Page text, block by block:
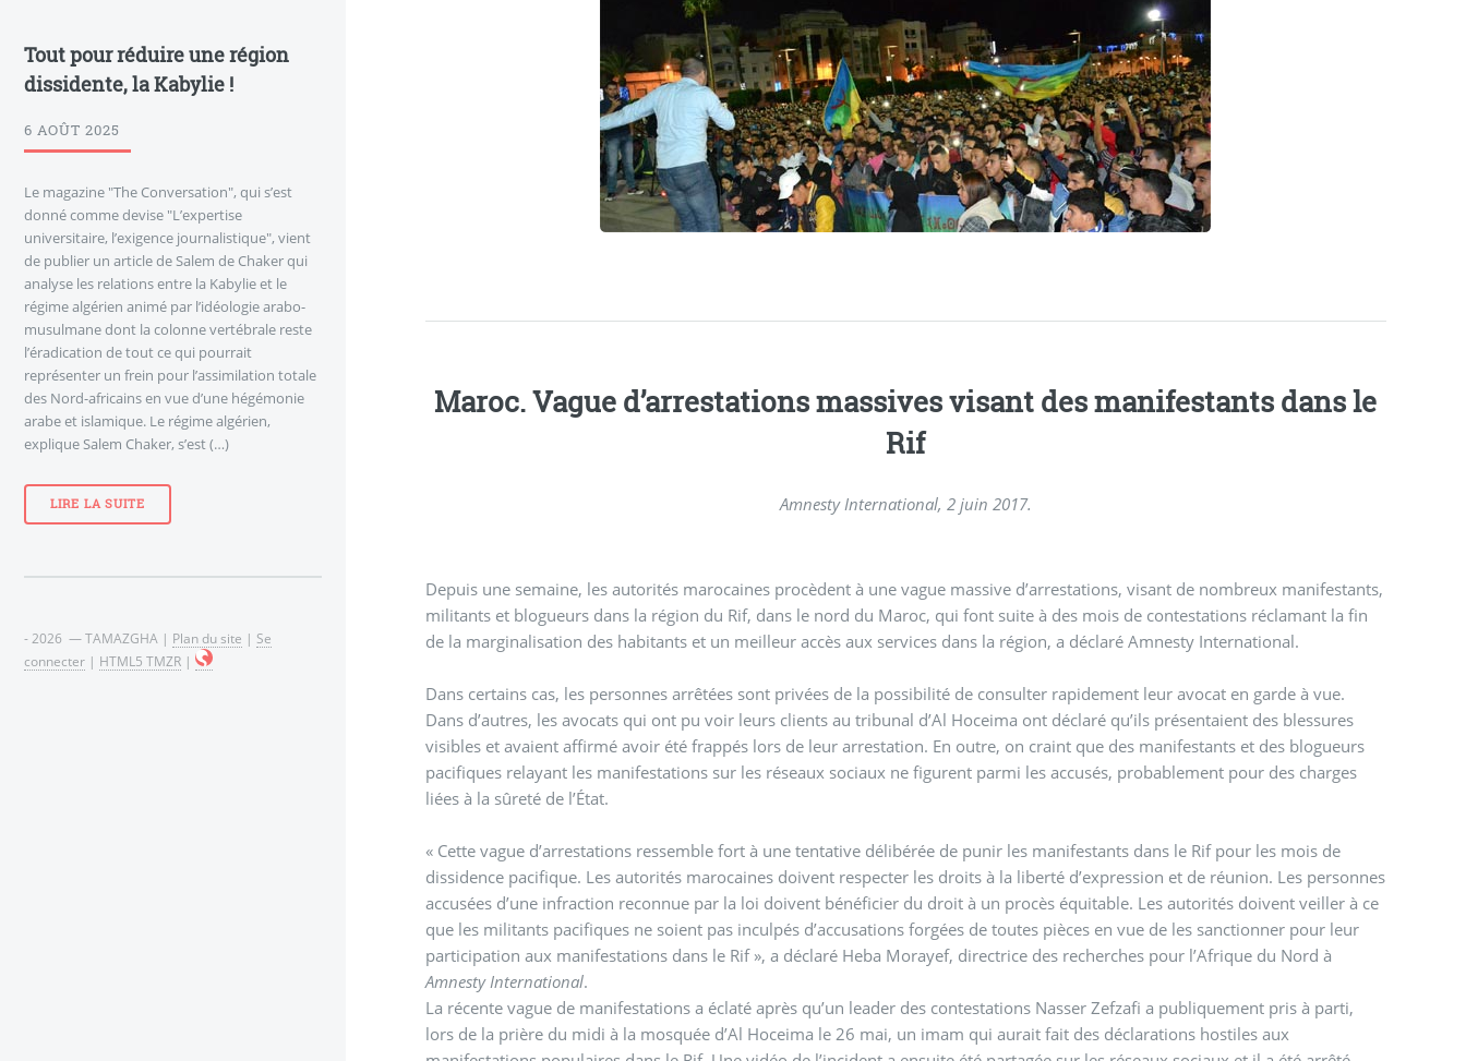
Maroc. Vague d’arrestations massives visant des manifestants dans le
Rif
Amnesty International, 2 juin 2017.
Depuis une semaine, les autorités marocaines procèdent à une vague massive d’arrestations, visant de nombreux manifestants,
militants et blogueurs dans la région du Rif, dans le nord du Maroc, qui font suite à des mois de contestations réclamant la fin
de la marginalisation des habitants et un meilleur accès aux services dans la région, a déclaré Amnesty International.
Dans certains cas, les personnes arrêtées sont privées de la possibilité de consulter rapidement leur avocat en garde à vue.
Dans d’autres, les avocats qui ont pu voir leurs clients au tribunal d’Al Hoceima ont déclaré qu’ils présentaient des blessures
visibles et avaient affirmé avoir été frappés lors de leur arrestation. En outre, on craint que des manifestants et des blogueurs
pacifiques relayant les manifestations sur les réseaux sociaux ne figurent parmi les accusés, probablement pour des charges
liées à la sûreté de l’État.
« Cette vague d’arrestations ressemble fort à une tentative délibérée de punir les manifestants dans le Rif pour les mois de
dissidence pacifique. Les autorités marocaines doivent respecter les droits à la liberté d’expression et de réunion. Les personnes
accusées d’une infraction reconnue par la loi doivent bénéficier du droit à un procès équitable. Les autorités doivent veiller à ce
que les militants pacifiques ne soient pas inculpés d’accusations forgées de toutes pièces en vue de les sanctionner pour leur
participation aux manifestations dans le Rif », a déclaré Heba Morayef, directrice des recherches pour l’Afrique du Nord à
Amnesty International.
La récente vague de manifestations a éclaté après qu’un leader des contestations Nasser Zefzafi a publiquement pris à parti,
lors de la prière du midi à la mosquée d’Al Hoceima le 26 mai, un imam qui aurait fait des déclarations hostiles aux
Tout pour réduire une région
dissidente, la Kabylie !
6 AOÛT 2025
Le magazine "The Conversation", qui s’est
donné comme devise "L’expertise
universitaire, l’exigence journalistique", vient
de publier un article de Salem de Chaker qui
analyse les relations entre la Kabylie et le
régime algérien animé par l’idéologie arabo-
musulmane dont la colonne vertébrale reste
l’éradication de tout ce qui pourrait
représenter un frein pour l’assimilation totale
des Nord-africains en vue d’une hégémonie
arabe et islamique. Le régime algérien,
explique Salem Chaker, s’est (…)
LIRE LA SUITE
- 2026 — TAMAZGHA | Plan du site | Se
connecter | HTML5 TMZR |